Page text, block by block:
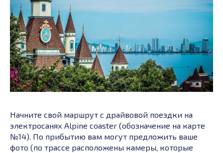
Начните свой маршрут с драйвовой поездки на
электросанях Alpine coaster (обозначение на карте
№14). По прибытию вам могут предложить ваше
фото (по трассе расположены камеры, которые